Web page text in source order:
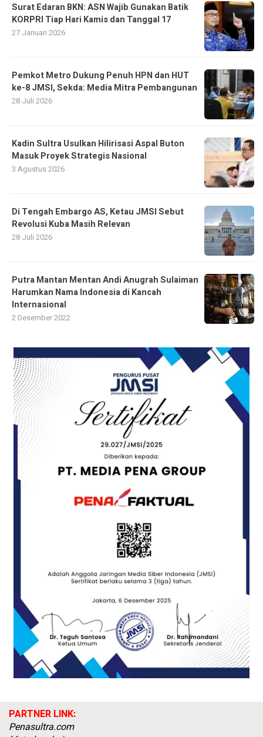
Surat Edaran BKN: ASN Wajib Gunakan Batik
KORPRI Tiap Hari Kamis dan Tanggal 17
27 Januari 2026
Pemkot Metro Dukung Penuh HPN dan HUT
ke-8 JMSI, Sekda: Media Mitra Pembangunan
28 Juli 2026
Kadin Sultra Usulkan Hilirisasi Aspal Buton
Masuk Proyek Strategis Nasional
3 Agustus 2026
Di Tengah Embargo AS, Ketau JMSI Sebut
Revolusi Kuba Masih Relevan
28 Juli 2026
Putra Mantan Mentan Andi Anugrah Sulaiman
Harumkan Nama Indonesia di Kancah
Internasional
2 Desember 2022
PARTNER LINK:
Penasultra.com